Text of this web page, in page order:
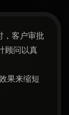
，客户审批
顾问以真
果来缩短